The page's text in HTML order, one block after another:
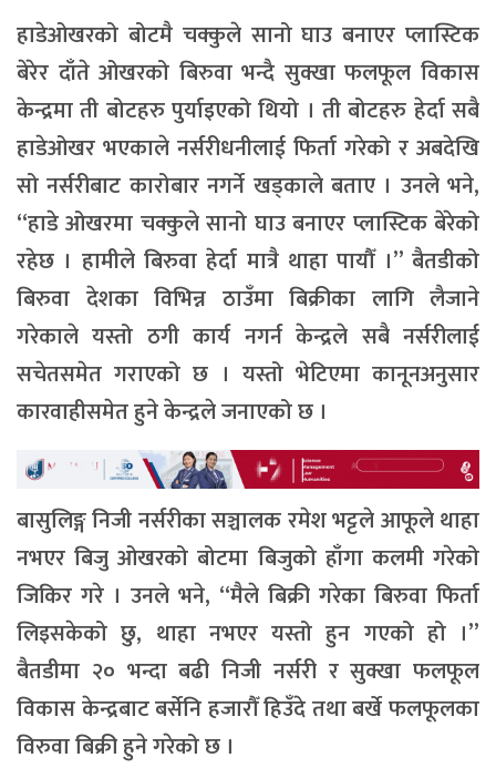
हाडेओखरको बोटमै चक्कुले सानो घाउ बनाएर प्लास्टिक
बेरेर दाँते ओखरको बिरुवा भन्दै सुक्खा फलफूल विकास
केन्द्रमा ती बोटहरु पुर्याइएको थियो । ती बोटहरु हेर्दा सबै
हाडेओखर भएकाले नर्सरीधनीलाई फिर्ता गरेको र अबदेखि
सो नर्सरीबाट कारोबार नगर्ने खड्काले बताए । उनले भने,
“हाडे ओखरमा चक्कुले सानो घाउ बनाएर प्लास्टिक बेरेको
रहेछ । हामीले बिरुवा हेर्दा मात्रै थाहा पायौँ ।” बैतडीको
बिरुवा देशका विभिन्न ठाउँमा बिक्रीका लागि लैजाने
गरेकाले यस्तो ठगी कार्य नगर्न केन्द्रले सबै नर्सरीलाई
सचेतसमेत गराएको छ । यस्तो भेटिएमा कानूनअनुसार
कारवाहीसमेत हुने केन्द्रले जनाएको छ ।
बासुलिङ्ग निजी नर्सरीका सञ्चालक रमेश भट्टले आफूले थाहा
नभएर बिजु ओखरको बोटमा बिजुको हाँगा कलमी गरेको
जिकिर गरे । उनले भने, “मैले बिक्री गरेका बिरुवा फिर्ता
लिइसकेको छु, थाहा नभएर यस्तो हुन गएको हो ।”
बैतडीमा २० भन्दा बढी निजी नर्सरी र सुक्खा फलफूल
विकास केन्द्रबाट बर्सेनि हजारौँ हिउँदे तथा बर्खे फलफूलका
विरुवा बिक्री हुने गरेको छ ।